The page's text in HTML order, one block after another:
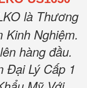
là Thương
Kinh Nghiệm.
hàng đầu.
Đại Lý Cấp 1